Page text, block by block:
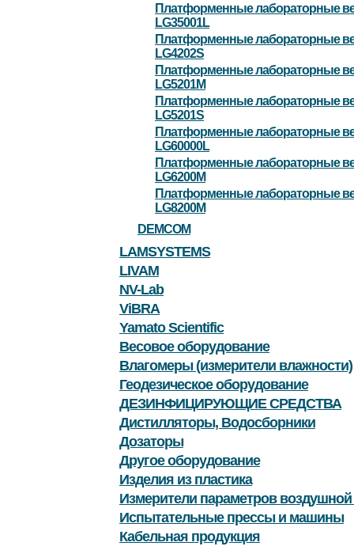
Платформенные лабораторные
LG35001L
Платформенные лабораторные
LG4202S
Платформенные лабораторные
LG5201M
Платформенные лабораторные
LG5201S
Платформенные лабораторные
LG60000L
Платформенные лабораторные
LG6200M
Платформенные лабораторные
LG8200M
DEMCOM
LAMSYSTEMS
LIVAM
NV-Lab
ViBRA
Yamato Scientific
Весовое оборудование
Влагомеры (измерители влажности)
Геодезическое оборудование
ДЕЗИНФИЦИРУЮЩИЕ СРЕДСТВА
Дистилляторы, Водосборники
Дозаторы
Другое оборудование
Изделия из пластика
Измерители параметров
Испытательные прессы и машины
Кабельная продукция